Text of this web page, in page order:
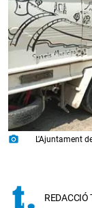
photo_camera
L'Ajuntament
REDACCIÓ